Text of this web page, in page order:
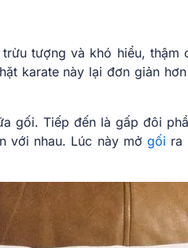
tượng và khó hiểu, thậm
karate này lại đơn giản
gối. Tiếp đến là gấp đôi
với nhau. Lúc này mở gối ra